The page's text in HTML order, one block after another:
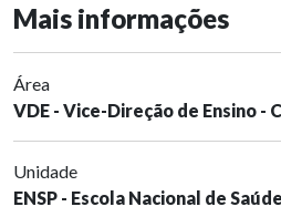
Mais informações
Área
VDE - Vice-Direção de Ensino -
Unidade
ENSP - Escola Nacional de